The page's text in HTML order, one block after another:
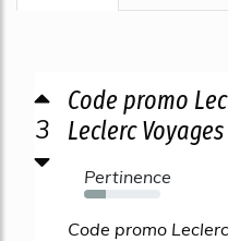
3
Code promo
Leclerc Voyages
Pertinence
28%
Code promo